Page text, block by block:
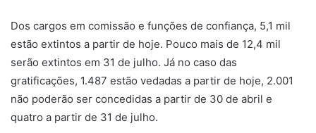
Dos cargos em comissão e funções de confiança, 5,1 mil
estão extintos a partir de hoje. Pouco mais de 12,4 mil
serão extintos em 31 de julho. Já no caso das
gratificações, 1.487 estão vedadas a partir de hoje, 2.001
não poderão ser concedidas a partir de 30 de abril e
quatro a partir de 31 de julho.